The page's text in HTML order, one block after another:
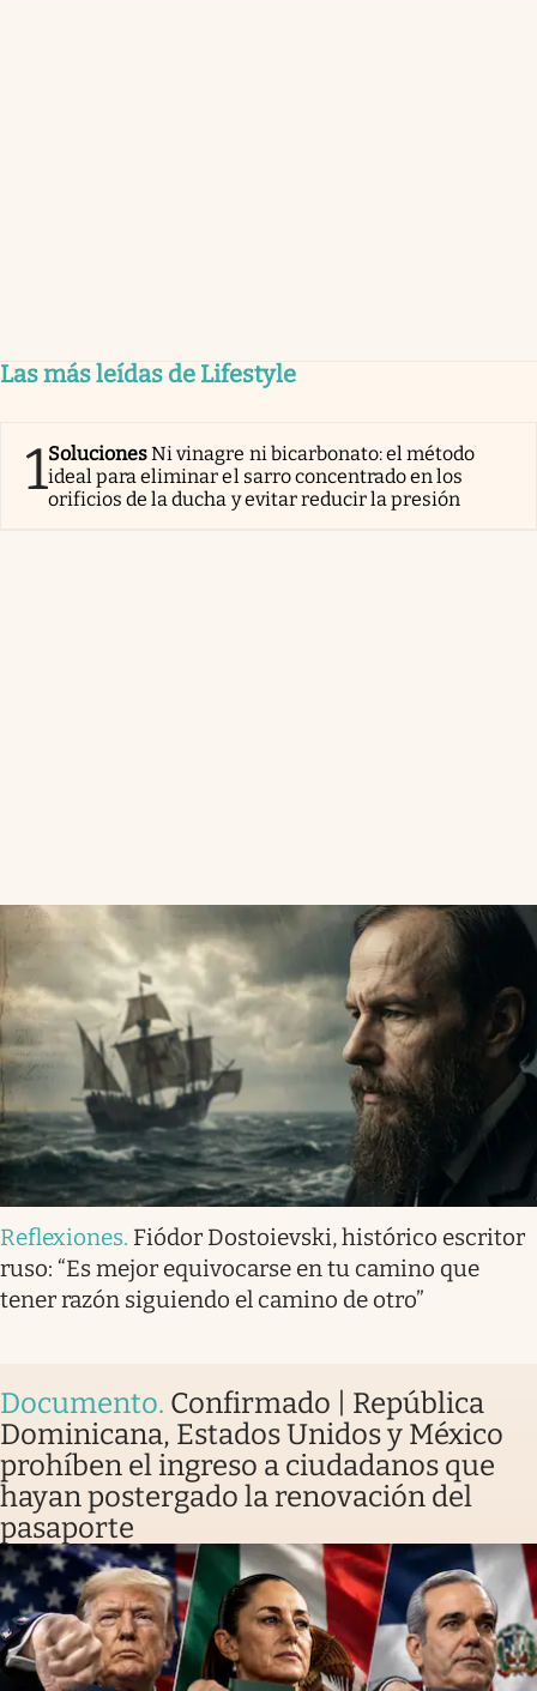
Las más leídas de Lifestyle
1SolucionesNi vinagre ni bicarbonato: el método
ideal para eliminar el sarro concentrado en los
orificios de la ducha y evitar reducir la presión
Reflexiones. Fiódor Dostoievski, histórico escritor
ruso: “Es mejor equivocarse en tu camino que
tener razón siguiendo el camino de otro”
Documento. Confirmado | República
Dominicana, Estados Unidos y México
prohíben el ingreso a ciudadanos que
hayan postergado la renovación del
pasaporte